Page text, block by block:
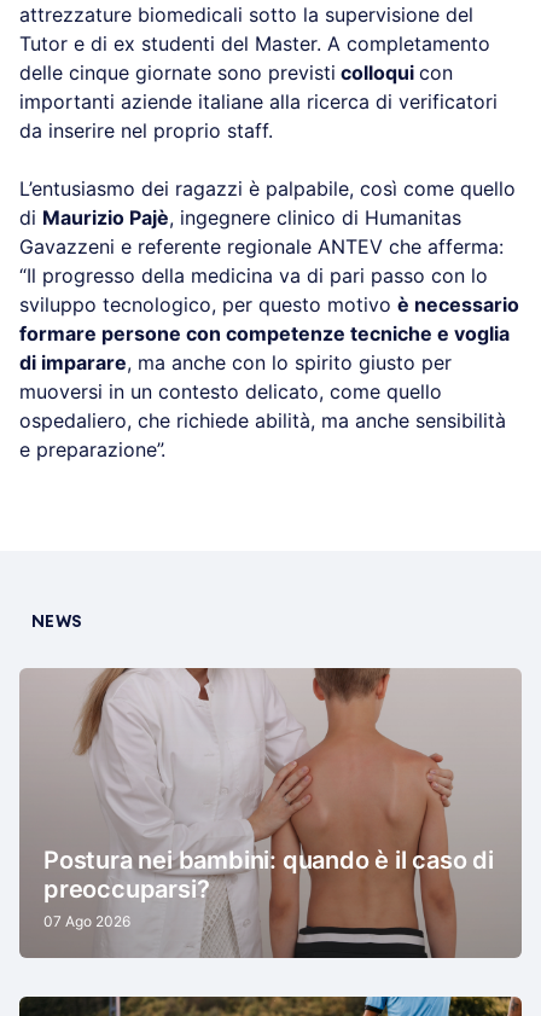
attrezzature biomedicali sotto la supervisione del
Tutor e di ex studenti del Master. A completamento
delle cinque giornate sono previsti colloqui con
importanti aziende italiane alla ricerca di verificatori
da inserire nel proprio staff.
L’entusiasmo dei ragazzi è palpabile, così come quello
di Maurizio Pajè, ingegnere clinico di Humanitas
Gavazzeni e referente regionale ANTEV che afferma:
“Il progresso della medicina va di pari passo con lo
sviluppo tecnologico, per questo motivo è necessario
formare persone con competenze tecniche e voglia
di imparare, ma anche con lo spirito giusto per
muoversi in un contesto delicato, come quello
ospedaliero, che richiede abilità, ma anche sensibilità
e preparazione”.
NEWS
Postura nei bambini: quando è il caso di
preoccuparsi?
07 Ago 2026